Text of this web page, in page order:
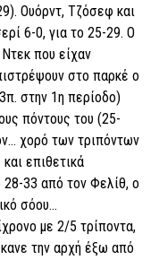
Ουόρντ, Τζόσεφ και
6-0, για το 25-29. Ο
που είχαν
στο παρκέ ο
στην 1η περίοδο)
πόντους του (25-
χορό των τριπόντων
επιθετικά
28-33 από τον Φελίθ, ο
σόου…
με 2/5 τρίποντα,
την αρχή έξω από